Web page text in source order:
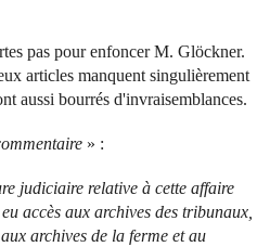
pas pour enfoncer M. Glöckner.
articles manquent singulièrement
aussi bourrés d'invraisemblances.
» :
judiciaire relative à cette affaire
accès aux archives des tribunaux,
archives de la ferme et au